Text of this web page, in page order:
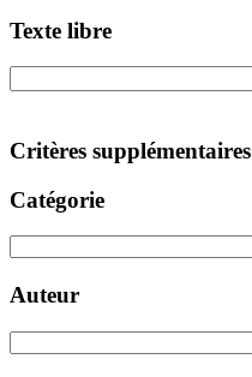
Texte libre
Critères supplémentaires
Catégorie
Auteur